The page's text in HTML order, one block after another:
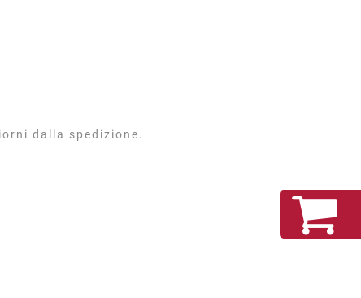
dalla spedizione.